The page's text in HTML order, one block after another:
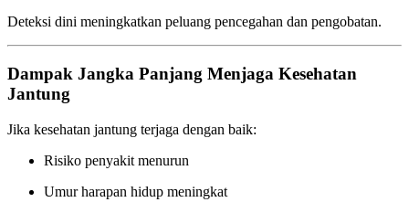
Deteksi dini meningkatkan peluang pencegahan dan pengobatan.
Dampak Jangka Panjang Menjaga Kesehatan
Jantung
Jika kesehatan jantung terjaga dengan baik:
Risiko penyakit menurun
Umur harapan hidup meningkat